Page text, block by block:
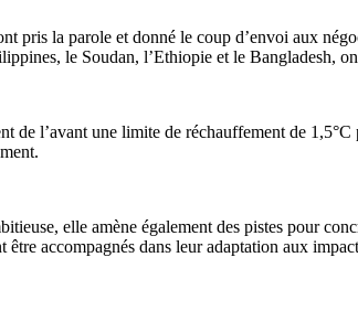
pris la parole et donné le coup d’envoi aux
le Soudan, l’Ethiopie et le Bangladesh,
l’avant une limite de réchauffement de
elle amène également des pistes pour
accompagnés dans leur adaptation aux